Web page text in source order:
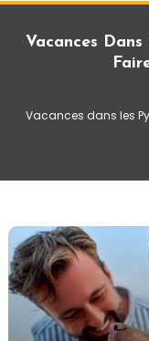
Vacances
Vacances dans les